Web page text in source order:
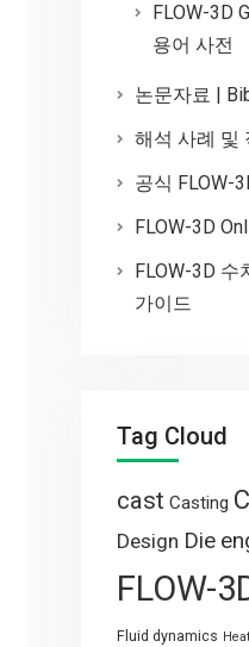
FLOW-3D
용어 사전
논문자료 |
해석 사례 및
공식 FLOW-
FLOW-3D
FLOW-3D 수
가이드
Tag Cloud
cast Casting
Design Die
FLOW-
Fluid dynamics